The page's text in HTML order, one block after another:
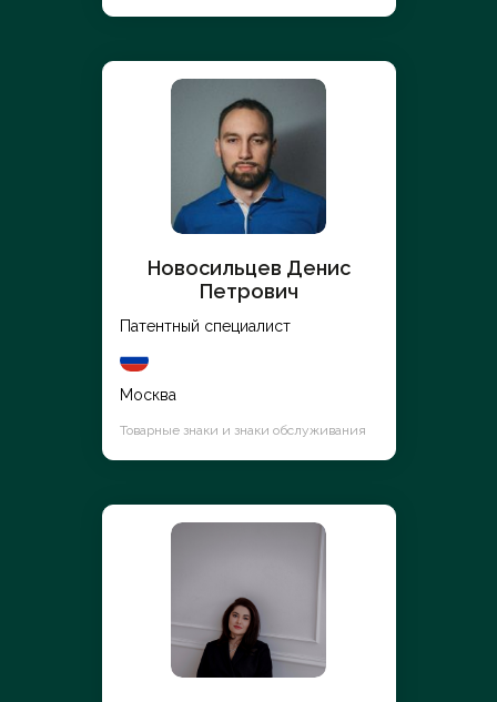
Новосильцев Денис
Петрович
Патентный специалист
Москва
Товарные знаки и знаки обслуживания